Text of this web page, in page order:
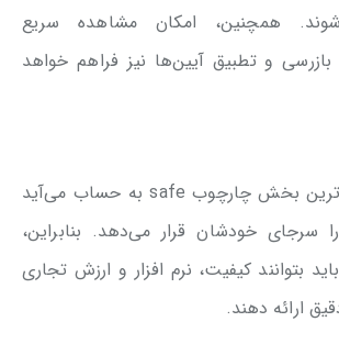
همچنین، امکان مشاهده سریع
و تطبیق آیین‌ها نیز فراهم خواهد
اجرای برنامه، مهم‌ترین بخش چارچوب safe به حساب می‌آید
سرجای خودشان قرار می‌دهد. بنابراین،
بتوانند کیفیت، نرم افزار و ارزش تجاری
ارائه دهند.